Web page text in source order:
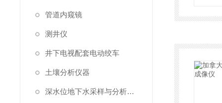
管道内窥镜
测井仪
井下电视配套电动绞车
土壤分析仪器
深水位地下水采样与分析系统